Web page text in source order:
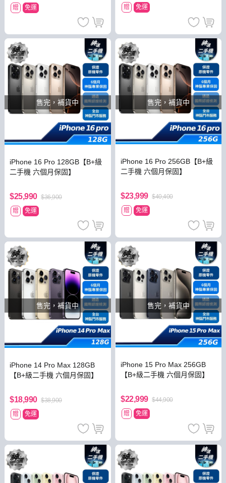
贈
免運
贈
免運
售完，補貨中
iPhone 16 Pro 128GB【B+級
二手機 六個月保固】
$25,990 $36,900
贈
免運
售完，補貨中
iPhone 16 Pro 256GB【B+級
二手機 六個月保固】
$23,999 $40,400
贈
免運
售完，補貨中
iPhone 14 Pro Max 128GB
【B+級二手機 六個月保固】
$18,990 $38,900
贈
免運
售完，補貨中
iPhone 15 Pro Max 256GB
【B+級二手機 六個月保固】
$22,999 $44,900
贈
免運